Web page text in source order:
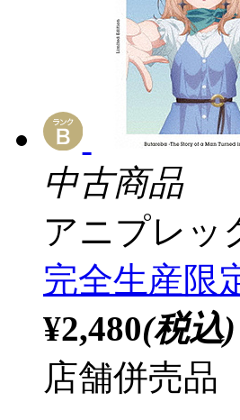
中古商品
アニプレッ
完全生産限
¥2,480(税込)
店舗併売品